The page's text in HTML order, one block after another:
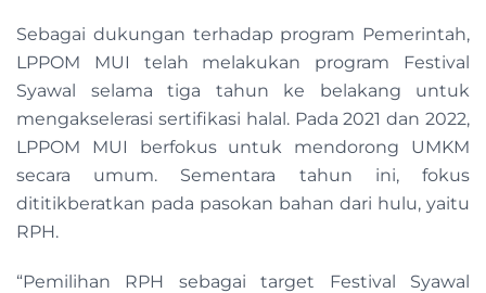
Sebagai dukungan terhadap program Pemerintah,
LPPOM MUI telah melakukan program Festival
Syawal selama tiga tahun ke belakang untuk
mengakselerasi sertifikasi halal. Pada 2021 dan 2022,
LPPOM MUI berfokus untuk mendorong UMKM
secara umum. Sementara tahun ini, fokus
dititikberatkan pada pasokan bahan dari hulu, yaitu
RPH.
“Pemilihan RPH sebagai target Festival Syawal